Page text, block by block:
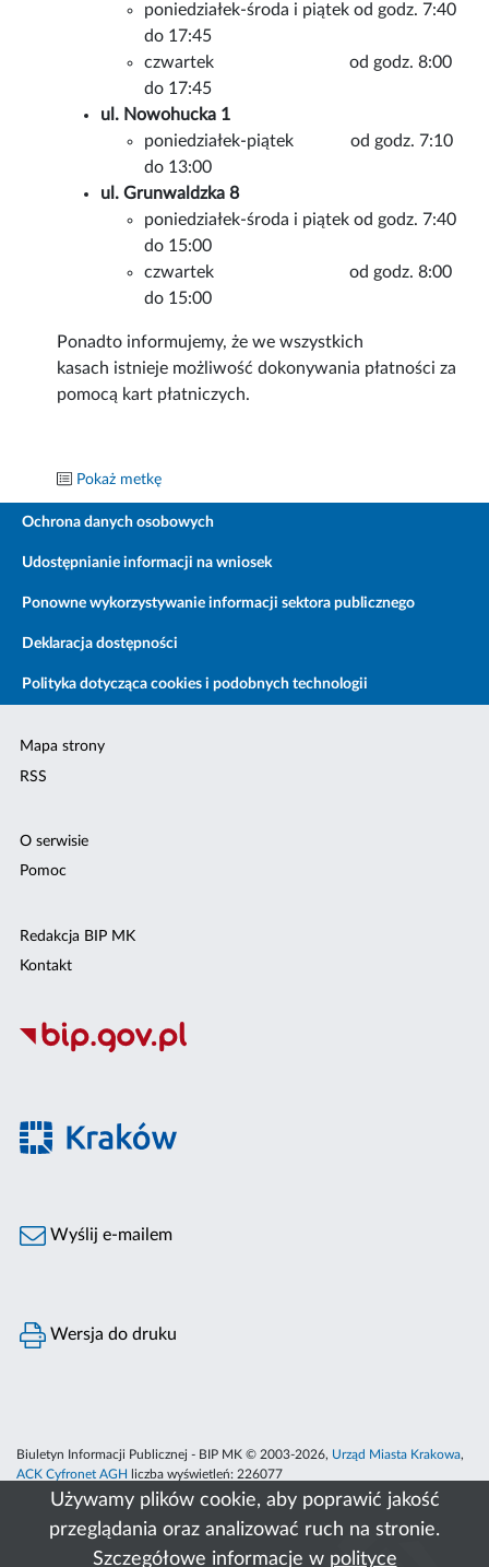
Używamy plików cookie, aby poprawić jakość
przeglądania oraz analizować ruch na stronie.
Szczegółowe informacje w polityce
poniedziałek-środa i piątek od godz. 7:40
do 17:45
czwartek od godz. 8:00
do 17:45
ul. Nowohucka 1
poniedziałek-piątek od godz. 7:10
do 13:00
ul. Grunwaldzka 8
poniedziałek-środa i piątek od godz. 7:40
do 15:00
czwartek od godz. 8:00
do 15:00
Ponadto informujemy, że we wszystkich
kasach istnieje możliwość dokonywania płatności za
pomocą kart płatniczych.
Pokaż metkę
Ochrona danych osobowych
Udostępnianie informacji na wniosek
Ponowne wykorzystywanie informacji sektora publicznego
Deklaracja dostępności
Polityka dotycząca cookies i podobnych technologii
Mapa strony
RSS
O serwisie
Pomoc
Redakcja BIP MK
Kontakt
Wyślij e-mailem
Wersja do druku
Biuletyn Informacji Publicznej - BIP MK © 2003-2026, Urząd Miasta Krakowa,
ACK Cyfronet AGH
liczba wyświetleń: 226077